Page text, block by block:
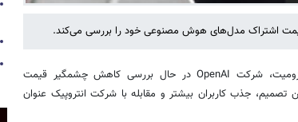
اشتراک مدل‌های هوش مصنوعی خود را بررسی می‌کند.
به گزارش خبرگزاری خبرآنلاین و براساس گزارش زومیت، شرکت OpenAI در حال بررسی کاهش چشمگیر قیمت
جذب کاربران بیشتر و مقابله با شرکت انتروپیک عنوان